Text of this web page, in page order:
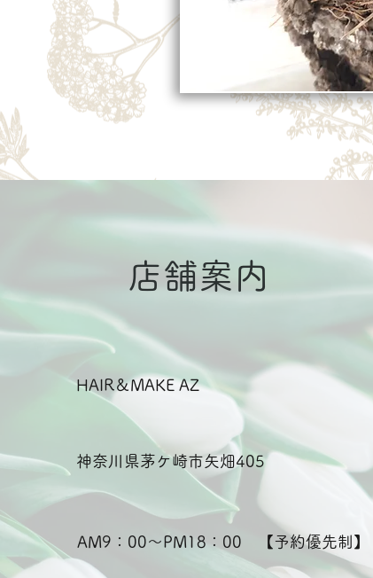
店舗案内
HAIR＆MAKE AZ
神奈川県茅ケ崎市矢畑405
AM9：00～PM18：00 【予約優先制】